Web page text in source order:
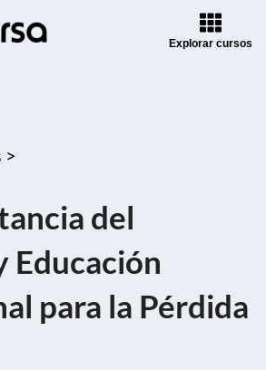
Explorar cursos
>
del
Educación
para la Pérdida